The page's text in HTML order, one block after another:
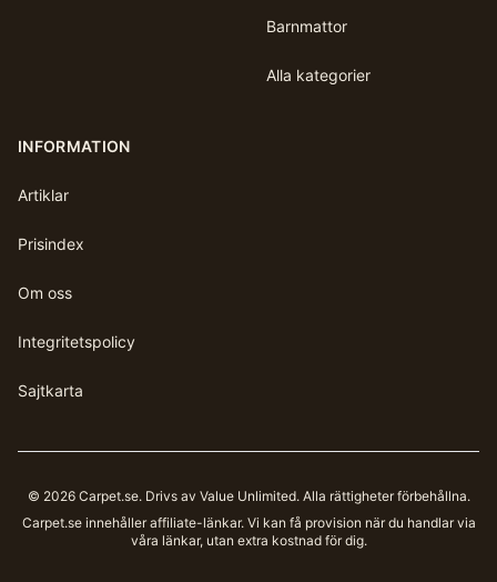
Barnmattor
Alla kategorier
INFORMATION
Artiklar
Prisindex
Om oss
Integritetspolicy
Sajtkarta
© 2026 Carpet.se. Drivs av Value Unlimited. Alla rättigheter förbehållna.
Carpet.seinnehåller affiliate-länkar. Vi kan få provision när du handlar via
våra länkar, utan extra kostnad för dig.